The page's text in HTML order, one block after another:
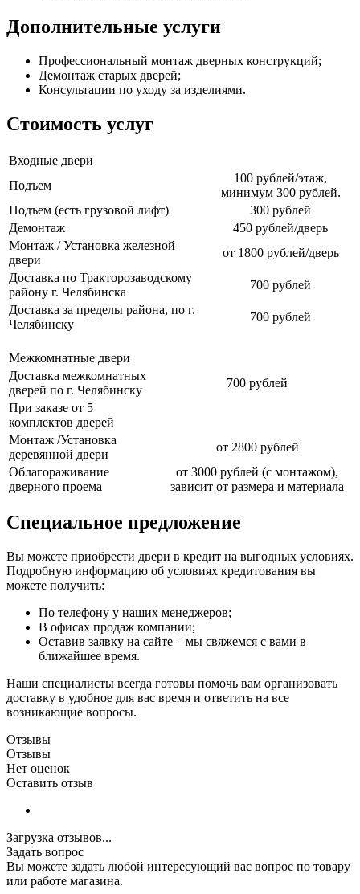
Дополнительные услуги
Профессиональный монтаж дверных конструкций;
Демонтаж старых дверей;
Консультации по уходу за изделиями.
Стоимость услуг
Входные двери
Подъем
100 рублей/этаж,
минимум 300 рублей.
Подъем (есть грузовой лифт)
300 рублей
Демонтаж
450 рублей/дверь
Монтаж / Установка железной
двери
от 1800 рублей/дверь
Доставка по Тракторозаводскому
району г. Челябинска
700 рублей
Доставка за пределы района, по г.
Челябинску
700 рублей
Межкомнатные двери
Доставка межкомнатных
дверей по г. Челябинску
700 рублей
При заказе от 5
комплектов дверей
Монтаж /Установка
деревянной двери
от 2800 рублей
Облагораживание
дверного проема
от 3000 рублей (с монтажом),
зависит от размера и материала
Специальное предложение
Вы можете приобрести двери в кредит на выгодных условиях.
Подробную информацию об условиях кредитования вы
можете получить:
По телефону у наших менеджеров;
В офисах продаж компании;
Оставив заявку на сайте – мы свяжемся с вами в
ближайшее время.
Наши специалисты всегда готовы помочь вам организовать
доставку в удобное для вас время и ответить на все
возникающие вопросы.
Отзывы
Отзывы
Нет оценок
Оставить отзыв
Загрузка отзывов...
Задать вопрос
Вы можете задать любой интересующий вас вопрос по товару
или работе магазина.